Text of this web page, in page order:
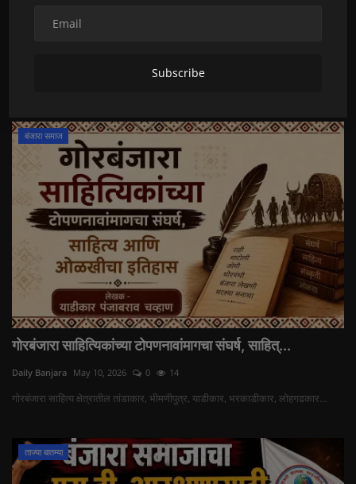
Subscribe
सिंधूजनांची आद्यगणमाता निर्ऋती आणि गोरमाटी समाजातील दवा...
गोरमाटी गणसमाजातील दवाळी, आद्यगणमाता निर्ऋती, सिंधू संस्कृती, मेरा मांगेरो, काळी...
बंजारा समाज
गोरबंजारा साहित्यिकांच्या टोपणनावांमागचा संघर्ष, साहित्...
Daily Banjara May 10, 2026 0 14
गोरबंजारा साहित्य क्षेत्रातील तांडाकार, भीमणीपुत्र, याडीकार, भरकाडीकार, लोहगढकार...
ताज्या बातम्या